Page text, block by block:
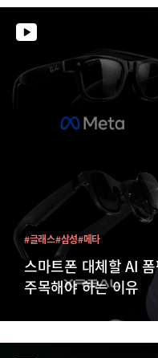
스마트폰 대체할 AI
주목해야 하는 이유
#글래스#삼성#메타